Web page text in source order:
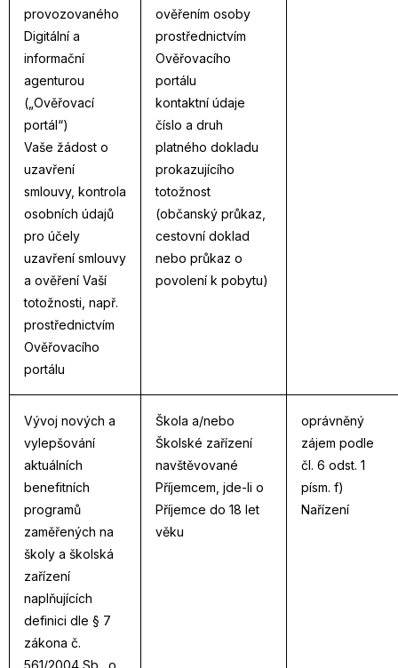
provozovaného
Digitální a
informační
agenturou
(„Ověřovací
portál“)
Vaše žádost o
uzavření
smlouvy, kontrola
osobních údajů
pro účely
uzavření smlouvy
a ověření Vaší
totožnosti, např.
prostřednictvím
Ověřovacího
portálu
ověřením osoby
prostřednictvím
Ověřovacího
portálu
kontaktní údaje
číslo a druh
platného dokladu
prokazujícího
totožnost
(občanský průkaz,
cestovní doklad
nebo průkaz o
povolení k pobytu)
Vývoj nových a
vylepšování
aktuálních
benefitních
programů
zaměřených na
školy a školská
zařízení
naplňujících
definici dle § 7
zákona č.
561/2004 Sb., o
Škola a/nebo
Školské zařízení
navštěvované
Příjemcem, jde-li o
Příjemce do 18 let
věku
oprávněný
zájem podle
čl. 6 odst. 1
písm. f)
Nařízení